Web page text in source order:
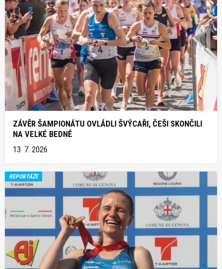
ZÁVĚR ŠAMPIONÁTU OVLÁDLI ŠVÝCAŘI, ČEŠI SKONČILI
NA VELKÉ BEDNĚ
13. 7. 2026
REPORTÁŽE